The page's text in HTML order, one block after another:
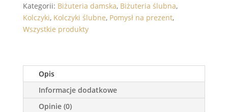
z
kokardką
seria
Kategorii: Biżuteria damska, Biżuteria ślubna,
Kolczyki, Kolczyki ślubne, Pomysł na prezent,
Wszystkie produkty
Opis
Informacje dodatkowe
Opinie (0)